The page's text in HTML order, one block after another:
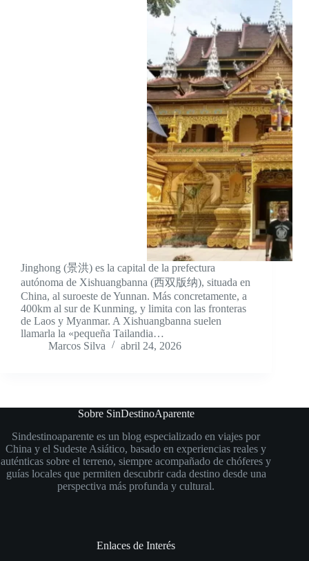
Jinghong (景洪) es la capital de la prefectura
autónoma de Xishuangbanna (西双版纳), situada en
China, al suroeste de Yunnan. Más concretamente, a
400km al sur de Kunming, y limita con las fronteras
de Laos y Myanmar. A Xishuangbanna suelen
llamarla la «pequeña Tailandia…
Marcos Silva
abril 24, 2026
Sobre SinDestinoAparente
Sindestinoaparente es un blog especializado en viajes por
China y el Sudeste Asiático, basado en experiencias reales y
auténticas sobre el terreno, siempre acompañado de chóferes y
guías locales que permiten descubrir cada destino desde una
perspectiva más profunda y cultural.
Enlaces de Interés